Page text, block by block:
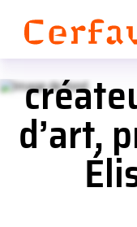
Les
des
d’art,